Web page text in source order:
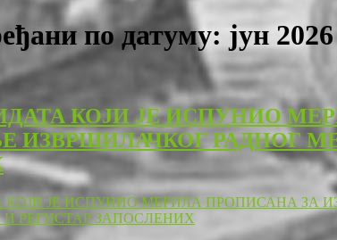
по датуму: јун 2026
КОЈИ ЈЕ ИСПУНИО
РАДНОГ